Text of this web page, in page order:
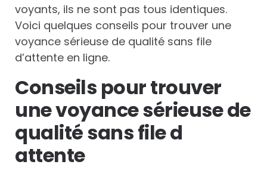
voyants, ils ne sont pas tous identiques.
Voici quelques conseils pour trouver une
voyance sérieuse de qualité sans file
d’attente en ligne.
Conseils pour trouver
une voyance sérieuse de
qualité sans file d
attente